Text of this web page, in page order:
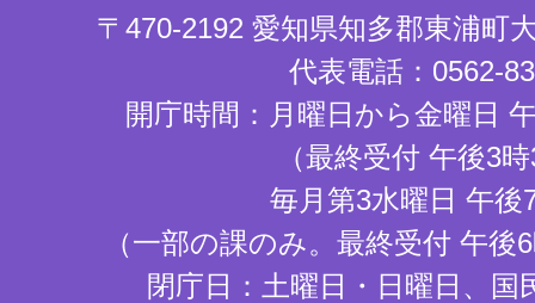
〒470-2192 愛知県知多郡東浦町
代表電話：0562-
開庁時間：月曜日から金曜日
（最終受付 午後3
毎月第3水曜日 午後
（一部の課のみ。最終受付 午
閉庁日：土曜日・日曜日、国